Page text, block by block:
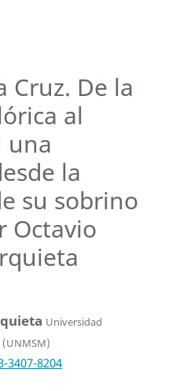
Cruz. De la
al
una
la
su sobrino
Octavio
Universidad
(UNMSM)
3407-8204